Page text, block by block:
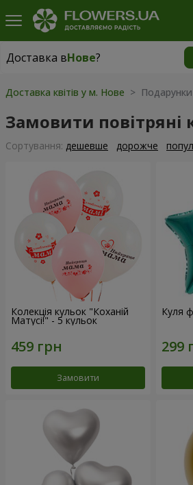
Доставка вНове?
Доставка вНове
Доставка квітів у м. Нове > Подарунки
Замовити повітряні
Сортування: дешевше дорожче
Колекція кульок "Коханій
Матусі!" - 5 кульок
Замовити
Куля